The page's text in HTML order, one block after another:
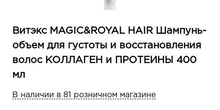
Витэкс MAGIC&ROYAL HAIR Шампунь-
объем для густоты и восстановления
волос КОЛЛАГЕН и ПРОТЕИНЫ 400
мл
В наличии в 81 розничном магазине